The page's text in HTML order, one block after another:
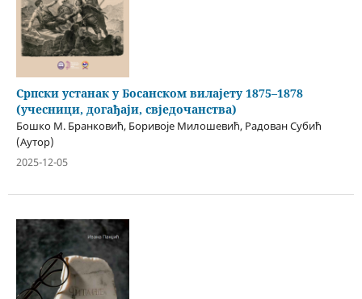
Српски устанак у Босанском вилајету 1875–1878
(учесници, догађаји, свједочанства)
Бошко М. Бранковић, Боривоје Милошевић, Радован Субић
(Аутор)
2025-12-05